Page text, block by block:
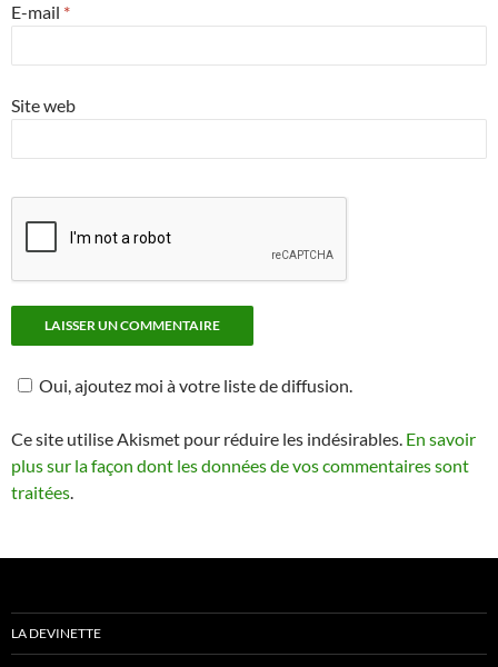
E-mail *
Site web
Oui, ajoutez moi à votre liste de diffusion.
Ce site utilise Akismet pour réduire les indésirables. En savoir
plus sur la façon dont les données de vos commentaires sont
traitées.
LA DEVINETTE